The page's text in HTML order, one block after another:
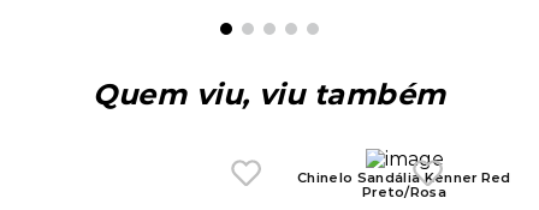
Quem viu, viu também
Chinelo Sandália Kenner Red
Preto/Rosa